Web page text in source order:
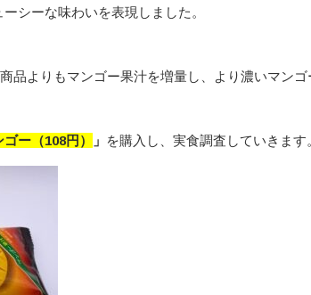
シーな味わいを表現しました。
品よりもマンゴー果汁を増量し、より濃いマンゴ
ー（108円） 」 を購入し、実食調査していきます